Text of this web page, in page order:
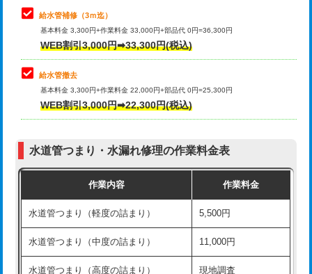
マス交換（土の掘削・埋め戻し作業）
マス交換（深さ50㎝未満）
マス交換（深さ50㎝以上）
コンクリート斫り（厚さ10㎝まで）
モルタル補修（厚さ10㎝超え） 38,500円
洗面台設置 38,500円
化粧台設置 22,000円
理・調整・分解・加工など（中作業）
止水・漏水調査・防水処理・清掃・修
理・調整・分解・加工など（重作業）
33,000円
その他部品の脱着
交換・取付（タンク）
式）)
式・ワンホール）)
交換・取付(排水栓・排水トラップ
22,000円+材料費
給水管補修（3ｍ迄）
基本料金 3,300円+作業料金 33,000円+部品代 0円=36,300円
WEB割引3,000円➡33,300円(税込)
給水管撤去
基本料金 3,300円+作業料金 22,000円+部品代 0円=25,300円
WEB割引3,000円➡22,300円(税込)
水道管つまり・水漏れ修理の作業料金表
作業内容 作業料金
水道管つまり（軽度の詰まり） 5,500円
水道管つまり（中度の詰まり） 11,000円
水道管つまり（高度の詰まり） 現地調査